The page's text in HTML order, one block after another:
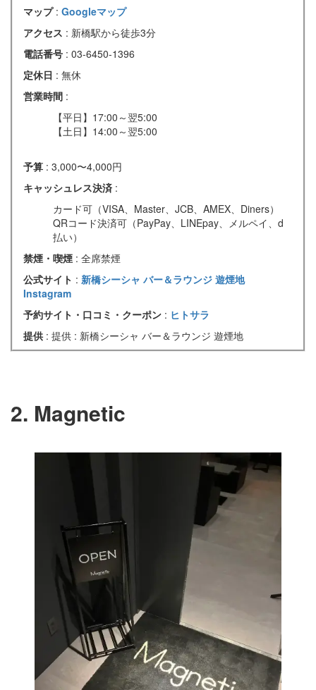
マップ : Googleマップ
アクセス : 新橋駅から徒歩3分
電話番号 : 03-6450-1396
定休日 : 無休
営業時間 :
【平日】17:00～翌5:00
【土日】14:00～翌5:00
予算 : 3,000〜4,000円
キャッシュレス決済 :
カード可（VISA、Master、JCB、AMEX、Diners）
QRコード決済可（PayPay、LINEpay、メルペイ、d
払い）
禁煙・喫煙 : 全席禁煙
公式サイト : 新橋シーシャ バー＆ラウンジ 遊煙地
Instagram
予約サイト・口コミ・クーポン : ヒトサラ
提供 : 提供 : 新橋シーシャ バー＆ラウンジ 遊煙地
2. Magnetic